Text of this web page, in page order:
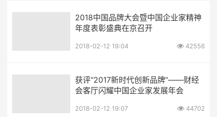
2018中国品牌大会暨中国企业家精神
年度表彰盛典在京召开
2018-02-12 19:04 42556
获评“2017新时代创新品牌”——财经
会客厅闪耀中国企业家发展年会
2018-02-12 19:07 44702